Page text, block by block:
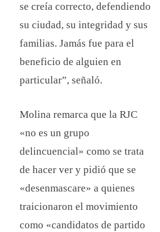
se creía correcto, defendiendo
su ciudad, su integridad y sus
familias. Jamás fue para el
beneficio de alguien en
particular”, señaló.
Molina remarca que la RJC
«no es un grupo
delincuencial» como se trata
de hacer ver y pidió que se
«desenmascare» a quienes
traicionaron el movimiento
como «candidatos de partido